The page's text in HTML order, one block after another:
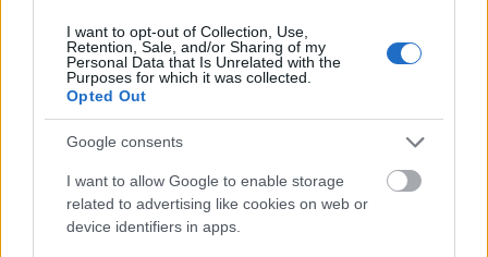
I want to opt-out of Collection, Use,
Retention, Sale, and/or Sharing of my
Personal Data that Is Unrelated with the
Purposes for which it was collected.
Opted Out
Google consents
I want to allow Google to enable storage
related to advertising like cookies on web or
device identifiers in apps.